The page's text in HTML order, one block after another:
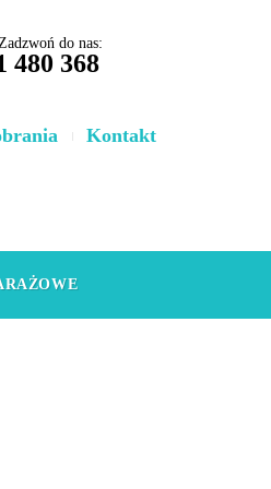
do nas:
480 368
Kontakt